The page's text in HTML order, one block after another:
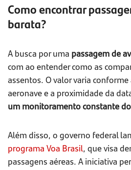
Como encontrar
barata?
A busca por uma passagem de
com ao entender como as
assentos. O valor varia
aeronave e a proximidade da
um monitoramento constante
Além disso, o governo federal
programa Voa Brasil, que visa
passagens aéreas. A iniciativa